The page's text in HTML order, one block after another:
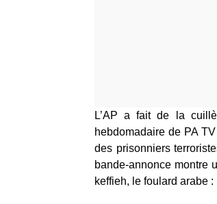
L’AP a fait de la
hebdomadaire de PA
des prisonniers
bande-annonce montre
keffieh, le foulard arabe :